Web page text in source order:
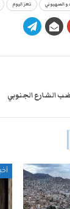
الصهيوني تعز اليوم
الشارع الجنوبي